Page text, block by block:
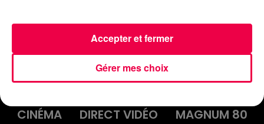
ACCUEIL INFOS
EMISSIONS
AGENDA
JEUX
PODCASTS
CINÉMA
DIRECT VIDÉO
MAGNUM 80
Gérer mes choix
Accepter et fermer